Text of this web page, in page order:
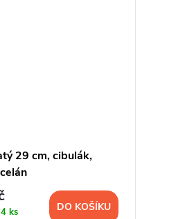
29 cm, cibulák,
4 ks DO KOŠÍKU